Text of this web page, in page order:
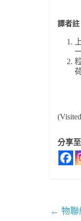
譯者註
分享至
← 物聯